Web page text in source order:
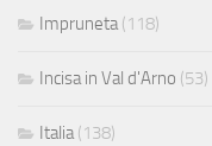
Impruneta(118)
Incisa in Val d'Arno (53)
Italia(138)